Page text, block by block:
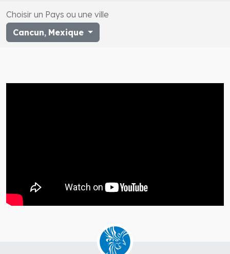
Choisir un Pays ou une ville
Cancun, Mexique